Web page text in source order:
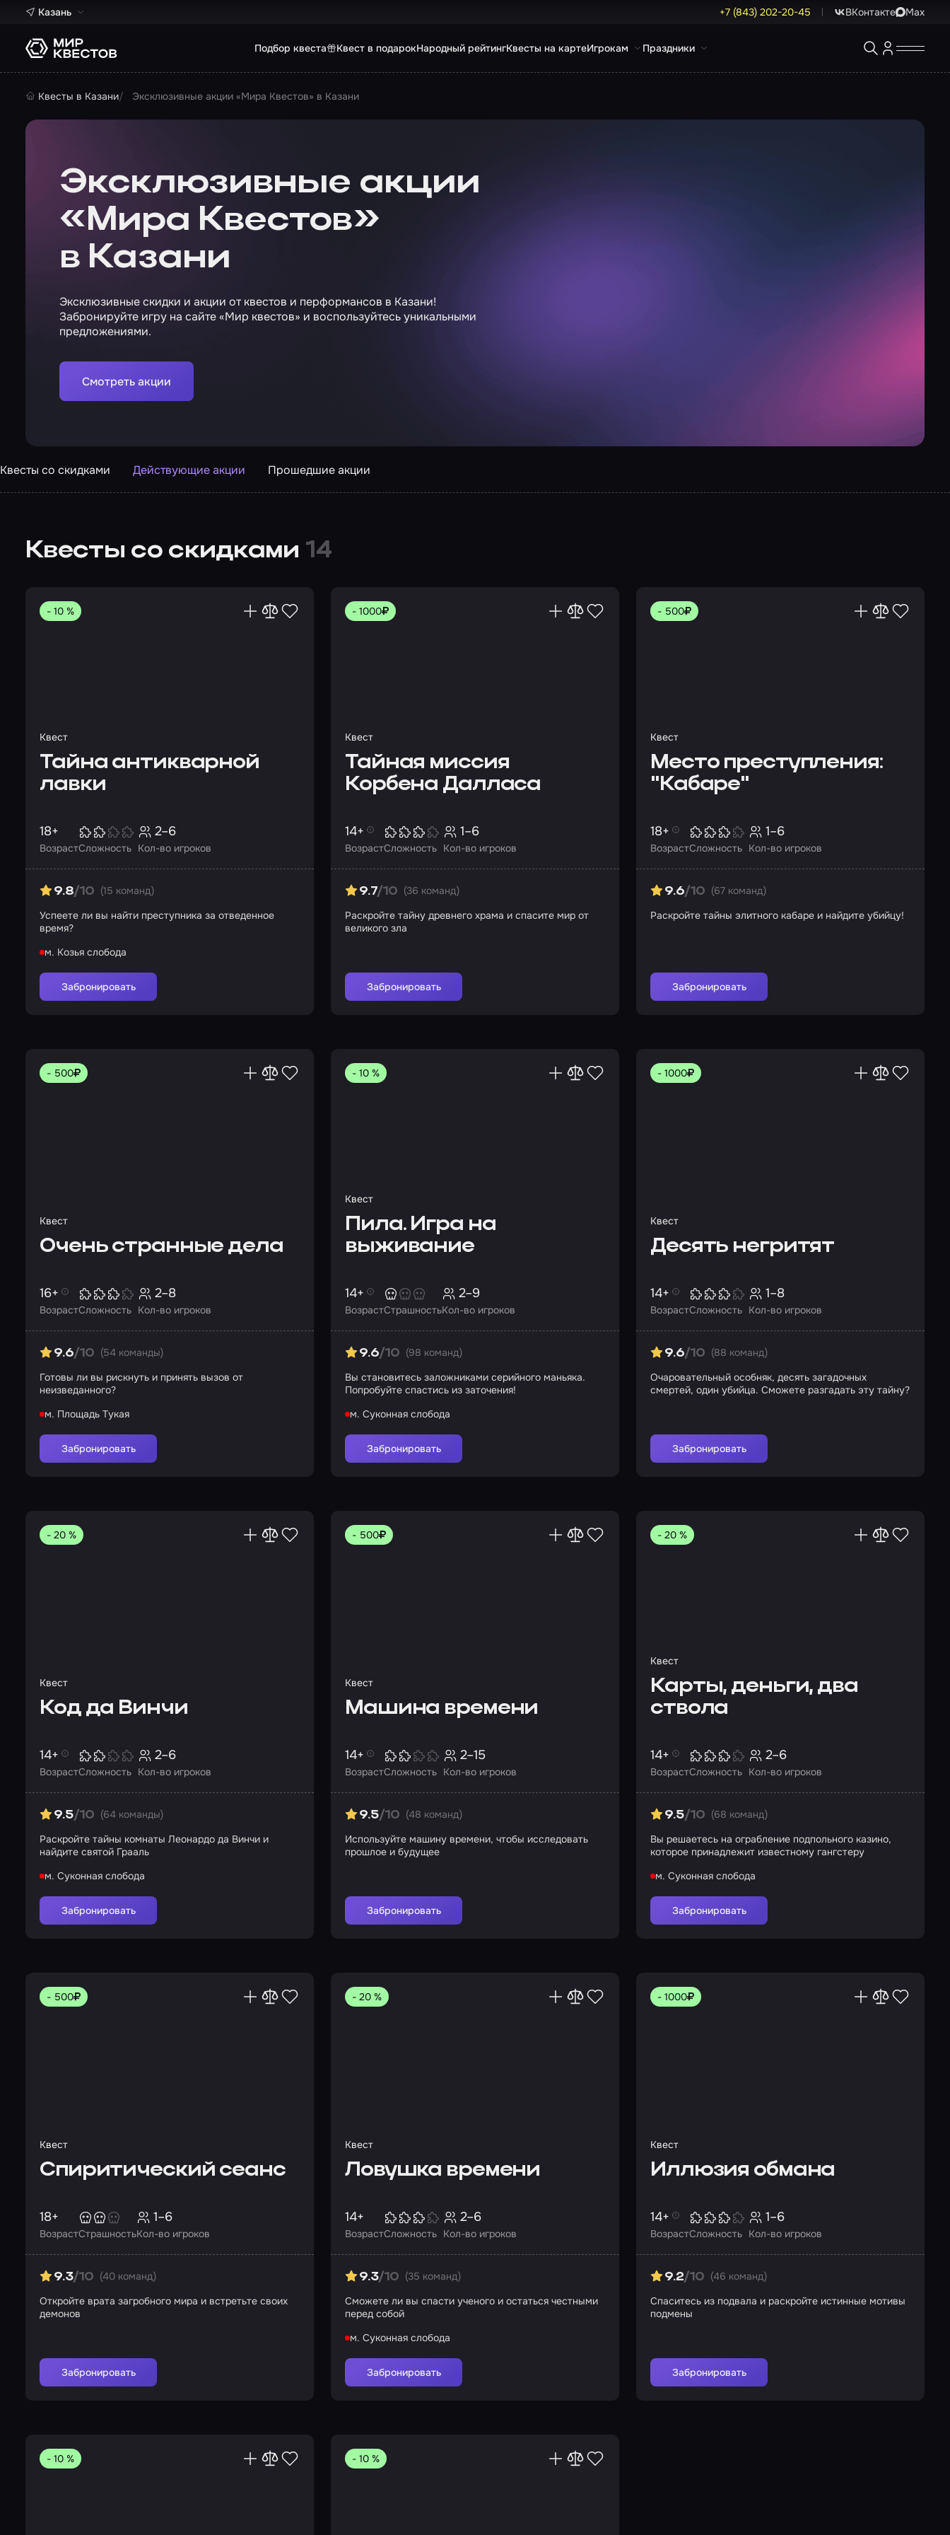
Казань +7 (843) 202-20-45 ВКонтакте Max
Подбор квеста Квест в подарокНародный рейтингКвесты на картеИгрокам Праздники
Квесты в Казани Эксклюзивные акции «Мира Квестов» в Казани
Эксклюзивные акции
«Мира Квестов»
в Казани
Эксклюзивные скидки и акции от квестов и перформансов в Казани!
Забронируйте игру на сайте «Мир квестов» и воспользуйтесь уникальными
предложениями.
Смотреть акции
Квесты со скидками Действующие акции Прошедшие акции
Квесты со скидками 14
- 10 %
Квест
Тайна антикварной
лавки
Возраст
18+
Сложность Кол-во игроков
2–6
9.8/10 (15 команд)
Успеете ли вы найти преступника за отведенное
время?
м. Козья слобода
Забронировать
- 1000
Квест
Тайная миссия
Корбена Далласа
Возраст
14+
Сложность Кол-во игроков
1–6
9.7/10 (36 команд)
Раскройте тайну древнего храма и спасите мир от
великого зла
Забронировать
- 500
Квест
Место преступления:
"Кабаре"
Возраст
18+
Сложность Кол-во игроков
1–6
9.6/10 (67 команд)
Раскройте тайны элитного кабаре и найдите убийцу!
Забронировать
- 500
Квест
Очень странные дела
Возраст
16+
Сложность Кол-во игроков
2–8
9.6/10 (54 команды)
Готовы ли вы рискнуть и принять вызов от
неизведанного?
м. Площадь Тукая
Забронировать
- 10 %
Квест
Пила. Игра на
выживание
Возраст
14+
СтрашностьКол-во игроков
2–9
9.6/10 (98 команд)
Вы становитесь заложниками серийного маньяка.
Попробуйте спастись из заточения!
м. Суконная слобода
Забронировать
- 1000
Квест
Десять негритят
Возраст
14+
Сложность Кол-во игроков
1–8
9.6/10 (88 команд)
Очаровательный особняк, десять загадочных
смертей, один убийца. Сможете разгадать эту тайну?
Забронировать
- 20 %
Квест
Код да Винчи
Возраст
14+
Сложность Кол-во игроков
2–6
9.5/10 (64 команды)
Раскройте тайны комнаты Леонардо да Винчи и
найдите святой Грааль
м. Суконная слобода
Забронировать
- 500
Квест
Машина времени
Возраст
14+
Сложность Кол-во игроков
2–15
9.5/10 (48 команд)
Используйте машину времени, чтобы исследовать
прошлое и будущее
Забронировать
- 20 %
Квест
Карты, деньги, два
ствола
Возраст
14+
Сложность Кол-во игроков
2–6
9.5/10 (68 команд)
Вы решаетесь на ограбление подпольного казино,
которое принадлежит известному гангстеру
м. Суконная слобода
Забронировать
- 500
Квест
Спиритический сеанс
Возраст
18+
СтрашностьКол-во игроков
1–6
9.3/10 (40 команд)
Откройте врата загробного мира и встретьте своих
демонов
Забронировать
- 20 %
Квест
Ловушка времени
Возраст
14+
Сложность Кол-во игроков
2–6
9.3/10 (35 команд)
Сможете ли вы спасти ученого и остаться честными
перед собой
м. Суконная слобода
Забронировать
- 1000
Квест
Иллюзия обмана
Возраст
14+
Сложность Кол-во игроков
1–6
9.2/10 (46 команд)
Спаситесь из подвала и раскройте истинные мотивы
подмены
Забронировать
- 10 % - 10 %